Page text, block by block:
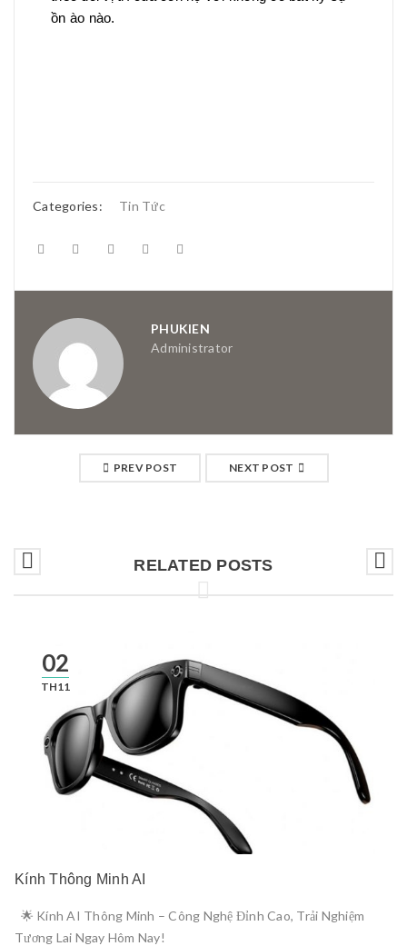
ồn ào nào.
Categories: Tin Tức
PHUKIEN
Administrator
PREV POST NEXT POST
RELATED POSTS
02
TH11
Kính Thông Minh AI
🌟 Kính AI Thông Minh – Công Nghệ Đỉnh Cao, Trải Nghiệm
Tương Lai Ngay Hôm Nay!